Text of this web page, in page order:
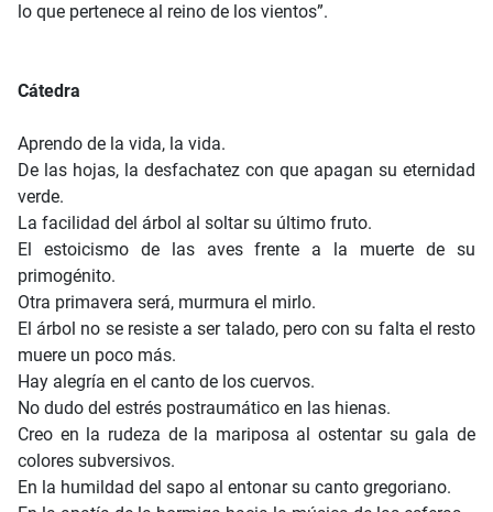
lo que pertenece al reino de los vientos”.
Cátedra
Aprendo de la vida, la vida.
De las hojas, la desfachatez con que apagan su eternidad
verde.
La facilidad del árbol al soltar su último fruto.
El estoicismo de las aves frente a la muerte de su
primogénito.
Otra primavera será, murmura el mirlo.
El árbol no se resiste a ser talado, pero con su falta el resto
muere un poco más.
Hay alegría en el canto de los cuervos.
No dudo del estrés postraumático en las hienas.
Creo en la rudeza de la mariposa al ostentar su gala de
colores subversivos.
En la humildad del sapo al entonar su canto gregoriano.